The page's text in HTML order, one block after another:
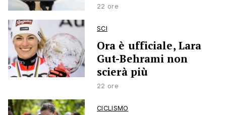
22 ore
SCI
Ora è ufficiale, Lara
Gut-Behrami non
scierà più
22 ore
CICLISMO